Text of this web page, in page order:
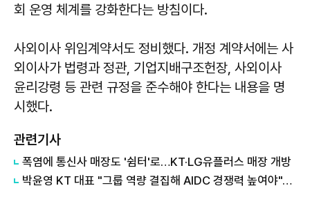
회 운영 체계를 강화한다는 방침이다.
사외이사 위임계약서도 정비했다. 개정 계약서에는 사
외이사가 법령과 정관, 기업지배구조헌장, 사외이사
윤리강령 등 관련 규정을 준수해야 한다는 내용을 명
시했다.
관련기사
폭염에 통신사 매장도 '쉼터'로…KT·LG유플러스 매장 개방
박윤영 KT 대표 "그룹 역량 결집해 AIDC 경쟁력 높여야"…목동 KT클라우드 방문